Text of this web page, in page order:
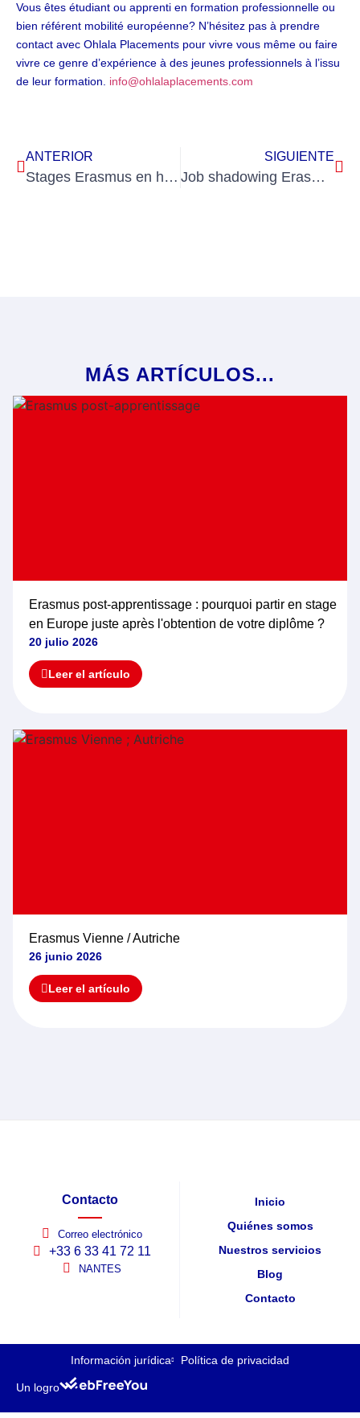
Vous êtes étudiant ou apprenti en formation professionnelle ou
bien référent mobilité européenne? N’hésitez pas à prendre
contact avec Ohlala Placements pour vivre vous même ou faire
vivre ce genre d’expérience à des jeunes professionnels à l’issu
de leur formation. info@ohlalaplacements.com
ANTERIOR
Stages Erasmus en hôtellerie de luxe en Europe : un véritable tremplin pour votre carrière
SIGUIENTE
Job shadowing Erasmus + : une formidable et enrichissante opportunité pour les enseignants / formateurs
MÁS ARTÍCULOS...
Erasmus post-apprentissage : pourquoi partir en stage
en Europe juste après l'obtention de votre diplôme ?
20 julio 2026
Leer el artículo
Erasmus Vienne / Autriche
26 junio 2026
Leer el artículo
Contacto
Correo electrónico
+33 6 33 41 72 11
NANTES
Inicio
Quiénes somos
Nuestros servicios
Blog
Contacto
Información jurídica Política de privacidad
Un logro